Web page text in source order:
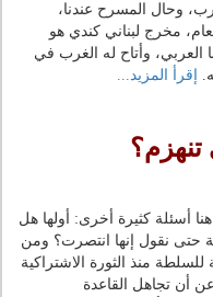
وحال المسرح عندنا،
مخرج لبناني كندي هو
العربي، وأتاح له الغرب في
إقرأ المزيد...
تنهزم؟
أسئلة كثيرة أخرى: أولها هل
حتى نقول إنها انتصرت؟ ومن
منذ الثورة الاشتراكية
أن تجاهل القاعدة